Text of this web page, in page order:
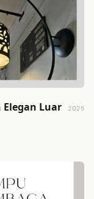
Elegan Luar
2025